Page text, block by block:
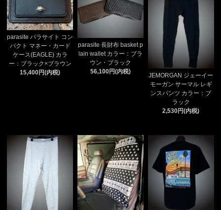
parasite パラサイト コン
パクト マネー・カード
ケース(EAGLE) カラ
ー：ブラック×ブラウン
15,400円(内税)
parasite 長財布 basket p
lain wallet カラー：ブラ
ウン・ブラック
56,100円(内税)
JEMORGAN ジェーイー
モーガン サーマル レギ
ンスパンツ カラー：ブ
ラック
2,530円(内税)